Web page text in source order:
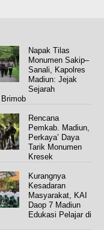
Napak Tilas
Monumen Sakip–
Sanali, Kapolres
Madiun: Jejak
Sejarah
Brimob
Rencana
Pemkab. Madiun,
Perkaya’ Daya
Tarik Monumen
Kresek
Kurangnya
Kesadaran
Masyarakat, KAI
Daop 7 Madiun
Edukasi Pelajar di